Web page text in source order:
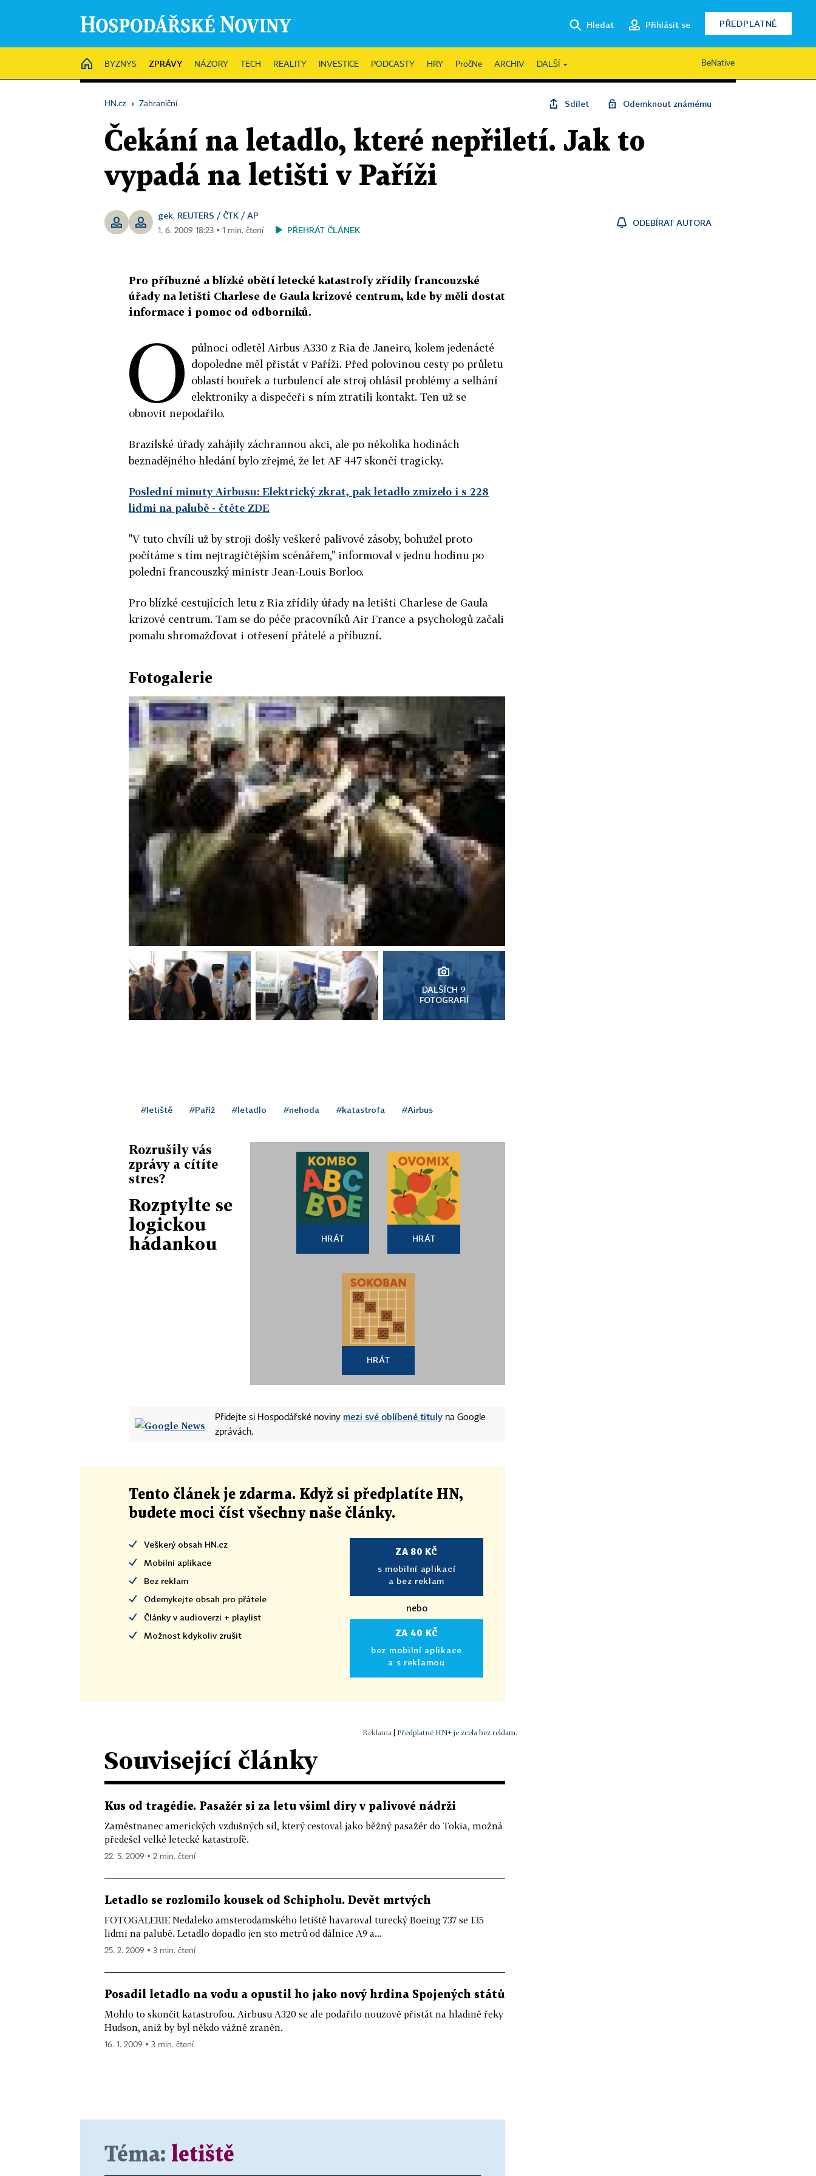
Hledat Přihlásit se PŘEDPLATNÉ
HOME
BYZNYS ZPRÁVY NÁZORY TECH REALITY INVESTICE PODCASTY HRY PročNe ARCHIV DALŠÍ BeNative
HN.cz › Zahraniční Sdílet Odemknout známému
Čekání na letadlo, které nepřiletí. Jak to
vypadá na letišti v Paříži
gek, REUTERS / ČTK / AP
1. 6. 2009 18:23 ▪ 1 min. čtení PŘEHRÁT ČLÁNEK
ODEBÍRAT AUTORA
Pro příbuzné a blízké obětí letecké katastrofy zřídily francouzské
úřady na letišti Charlese de Gaula krizové centrum, kde by měli dostat
informace i pomoc od odborníků.
O půlnoci odletěl Airbus A330 z Ria de Janeiro, kolem jedenácté
dopoledne měl přistát v Paříži. Před polovinou cesty po průletu
oblastí bouřek a turbulencí ale stroj ohlásil problémy a selhání
elektroniky a dispečeři s ním ztratili kontakt. Ten už se
obnovit nepodařilo.
Brazilské úřady zahájily záchrannou akci, ale po několika hodinách
beznadějného hledání bylo zřejmé, že let AF 447 skončí tragicky.
Poslední minuty Airbusu: Elektrický zkrat, pak letadlo zmizelo i s 228
lidmi na palubě - čtěte ZDE
"V tuto chvíli už by stroji došly veškeré palivové zásoby, bohužel proto
počítáme s tím nejtragičtějším scénářem," informoval v jednu hodinu po
poledni francouszký ministr Jean-Louis Borloo.
Pro blízké cestujících letu z Ria zřídily úřady na letišti Charlese de Gaula
krizové centrum. Tam se do péče pracovníků Air France a psychologů začali
pomalu shromažďovat i otřesení přátelé a příbuzní.
Fotogalerie
DALŠÍCH 9
FOTOGRAFIÍ
#letiště #Paříž #letadlo #nehoda #katastrofa #Airbus
Rozrušily vás
zprávy a cítíte
stres?
Rozptylte se
logickou
hádankou
HRÁT HRÁT
HRÁT
Přidejte si Hospodářské noviny mezi své oblíbené tituly na Google
zprávách.
Tento článek je zdarma. Když si předplatíte HN,
budete moci číst všechny naše články.
Veškerý obsah HN.cz
Mobilní aplikace
Bez reklam
Odemykejte obsah pro přátele
Články v audioverzi + playlist
Možnost kdykoliv zrušit
ZA 80 KČ
s mobilní aplikací
a bez reklam
nebo
ZA 40 KČ
bez mobilní aplikace
a s reklamou
| Předplatné HN+ je zcela bez reklam.
Související články
Kus od tragédie. Pasažér si za letu všiml díry v palivové nádrži
Zaměstnanec amerických vzdušných sil, který cestoval jako běžný pasažér do Tokia, možná
předešel velké letecké katastrofě.
22. 5. 2009 ▪ 2 min. čtení
Letadlo se rozlomilo kousek od Schipholu. Devět mrtvých
FOTOGALERIE Nedaleko amsterodamského letiště havaroval turecký Boeing 737 se 135
lidmi na palubě. Letadlo dopadlo jen sto metrů od dálnice A9 a...
25. 2. 2009 ▪ 3 min. čtení
Posadil letadlo na vodu a opustil ho jako nový hrdina Spojených států
Mohlo to skončit katastrofou. Airbusu A320 se ale podařilo nouzově přistát na hladině řeky
Hudson, aniž by byl někdo vážně zraněn.
16. 1. 2009 ▪ 3 min. čtení
Téma: letiště